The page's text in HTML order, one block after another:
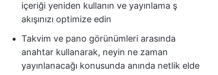
içeriği yeniden kullanın ve yayınlama ş
akışınızı optimize edin
Takvim ve pano görünümleri arasında
anahtar kullanarak, neyin ne zaman
yayınlanacağı konusunda anında netlik elde